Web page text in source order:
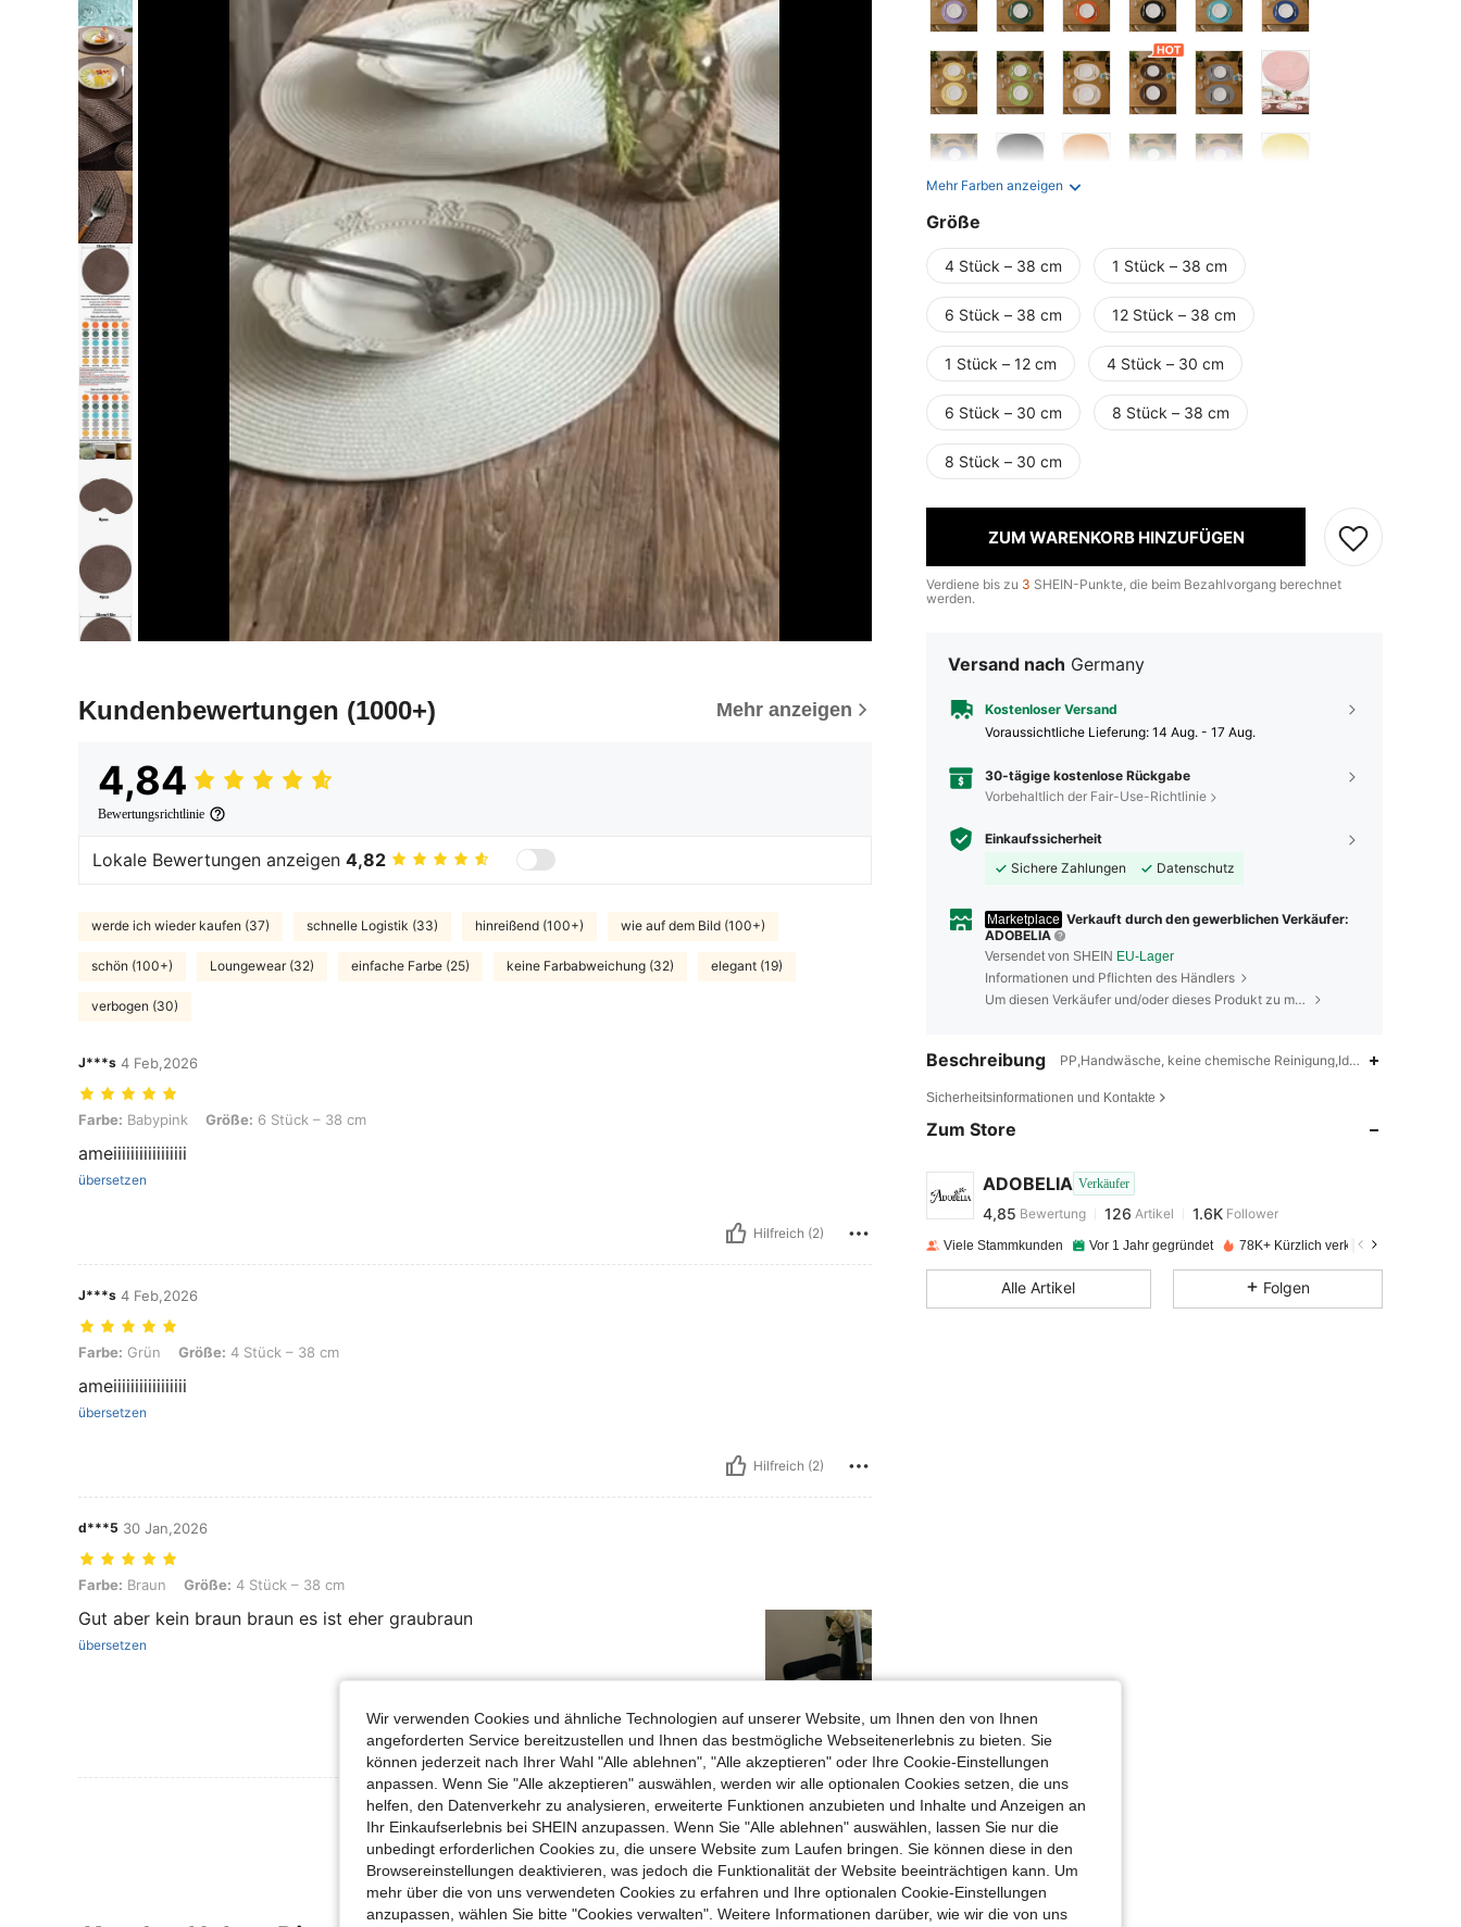
Kundenbewertungen (1000+) Mehr anzeigen
4,84
Bewertungsrichtlinie
Lokale Bewertungen anzeigen 4,82
werde ich wieder kaufen (37) schnelle Logistik (33) hinreißend (100+) wie auf dem Bild (100+)
schön (100+) Loungewear (32) einfache Farbe (25) keine Farbabweichung (32) elegant (19)
verbogen (30)
J***s 4 Feb,2026
Farbe: Babypink, Größe: 6 Stück – 38 cm
Farbe: Babypink Größe: 6 Stück – 38 cm
ameiiiiiiiiiiiiiiiii
übersetzen
Hilfreich (2)
J***s 4 Feb,2026
Farbe: Grün, Größe: 4 Stück – 38 cm
Farbe: Grün Größe: 4 Stück – 38 cm
ameiiiiiiiiiiiiiiiii
übersetzen
Hilfreich (2)
d***5 30 Jan,2026
Farbe: Braun, Größe: 4 Stück – 38 cm
Farbe: Braun Größe: 4 Stück – 38 cm
Gut aber kein braun braun es ist eher graubraun
übersetzen
Hilfreich (9)
Mehr Bewertungen Ansehen
Mehr Farben anzeigen
Größe
4 Stück – 38 cm 1 Stück – 38 cm
6 Stück – 38 cm 12 Stück – 38 cm
1 Stück – 12 cm 4 Stück – 30 cm
6 Stück – 30 cm 8 Stück – 38 cm
8 Stück – 30 cm
ZUM WARENKORB HINZUFÜGEN
Verdiene bis zu 3 SHEIN-Punkte, die beim Bezahlvorgang berechnet
werden.
Versand nach Germany
Kostenloser Versand
Voraussichtliche Lieferung: 14 Aug. - 17 Aug.
30-tägige kostenlose Rückgabe
Vorbehaltlich der Fair-Use-Richtlinie
Einkaufssicherheit
Sichere Zahlungen
Datenschutz
Marketplace Verkauft durch den gewerblichen Verkäufer:
ADOBELIA
Versendet von SHEIN EU-Lager
Informationen und Pflichten des Händlers
Um diesen Verkäufer und/oder dieses Produkt zu melden
Beschreibung PP,Handwäsche, keine chemische Reinigung,Id al-
Sicherheitsinformationen und Kontakte
Zum Store
ADOBELIA Verkäufer
4,85 126 1.6K
4,85
Bewertung 126Artikel
t***6bezahltVor 1 Tag
4,85 126 1.6K
Viele Stammkunden Vor 1 Jahr gegründet 78K+ Kürzlich verkauft
Alle Artikel Folgen
Wir verwenden Cookies und ähnliche Technologien auf unserer Website, um Ihnen den von Ihnen
angeforderten Service bereitzustellen und Ihnen das bestmögliche Webseitenerlebnis zu bieten. Sie
können jederzeit nach Ihrer Wahl "Alle ablehnen", "Alle akzeptieren" oder Ihre Cookie-Einstellungen
anpassen. Wenn Sie "Alle akzeptieren" auswählen, werden wir alle optionalen Cookies setzen, die uns
helfen, den Datenverkehr zu analysieren, erweiterte Funktionen anzubieten und Inhalte und Anzeigen an
Ihr Einkaufserlebnis bei SHEIN anzupassen. Wenn Sie "Alle ablehnen" auswählen, lassen Sie nur die
unbedingt erforderlichen Cookies zu, die unsere Website zum Laufen bringen. Sie können diese in den
Browsereinstellungen deaktivieren, was jedoch die Funktionalität der Website beeinträchtigen kann. Um
mehr über die von uns verwendeten Cookies zu erfahren und Ihre optionalen Cookie-Einstellungen
anzupassen, wählen Sie bitte "Cookies verwalten". Weitere Informationen darüber, wie wir die von uns